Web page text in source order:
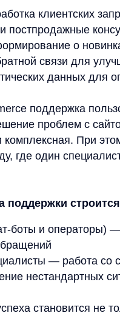
один специалист
строится по
и операторы) —
— работа со
становится не только
интеллект,
подход к каждому
каналы
успешная поддержка